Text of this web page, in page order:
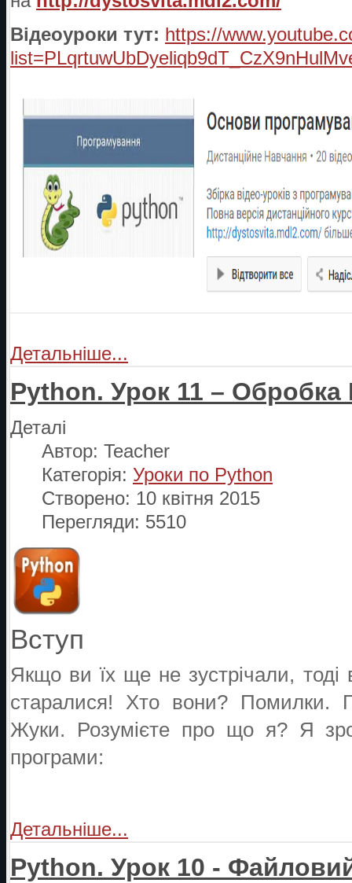
Відеоуроки тут: https://
Детальніше...
Python. Урок 11 –
Деталі
Автор: Teacher
Категорія: Уроки по Python
Створено: 10 квітня 2015
Перегляди: 5510
Вступ
Якщо ви їх ще не зустрічали,
старалися! Хто вони? Помилки.
Жуки. Розумієте про що я? Я
програми:
Детальніше...
Python. Урок 10 -